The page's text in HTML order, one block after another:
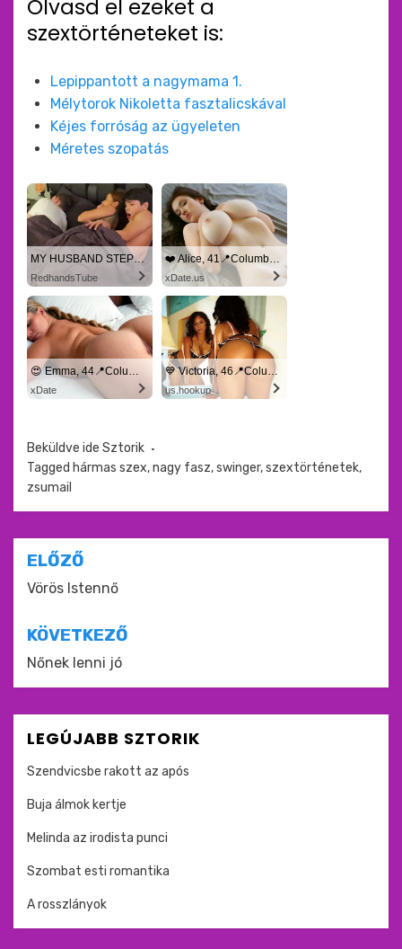
Olvasd el ezeket a
szextörténeteket is:
Lepippantott a nagymama 1.
Mélytorok Nikoletta fasztalicskával
Kéjes forróság az ügyeleten
Méretes szopatás
MY HUSBAND STEPSON MISTAKENLY GIVES ME IN THE ASS
RedhandsTube
❤️ Alice, 41📍Columbus
xDate.us
😍 Emma, 44📍Columbus
xDate
💙 Victoria, 46📍Columbus
us.hookup
Beküldve ide Sztorik
Tagged hármas szex,nagy fasz,swinger,szextörténetek,
zsumail
Bejegyzés
navigáció
ELŐZŐ
Vörös Istennő
KÖVETKEZŐ
Nőnek lenni jó
LEGÚJABB SZTORIK
Szendvicsbe rakott az após
Buja álmok kertje
Melinda az irodista punci
Szombat esti romantika
A rosszlányok